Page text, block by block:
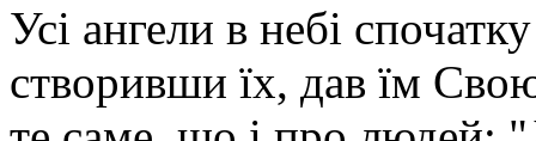
Усі ангели в небі
створивши їх, дав їм